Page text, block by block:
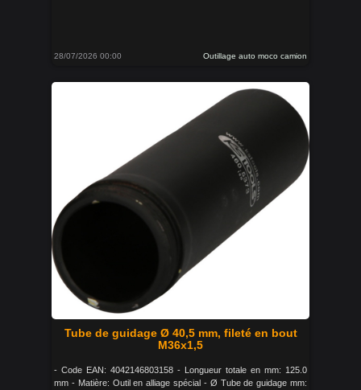
28/07/2026 00:00 Outillage auto moco camion
Tube de guidage Ø 40,5 mm, fileté en bout
M36x1,5
- Code EAN: 4042146803158 - Longueur totale en mm: 125.0
mm - Matière: Outil en alliage spécial - Ø Tube de guidage mm: